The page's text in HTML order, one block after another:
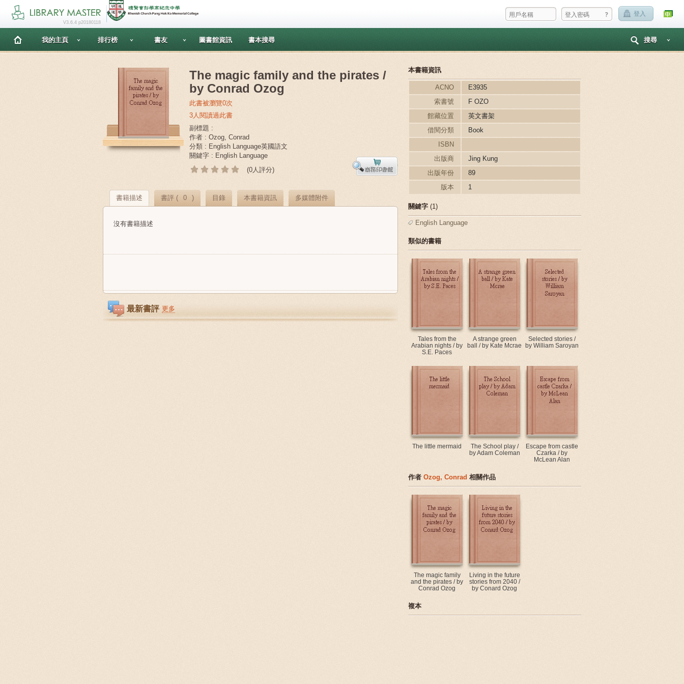
? 登入
V3.6.4 p20180118
我的主頁 排行榜 書友 圖書館資訊 書本搜尋 搜尋
The magic family and the pirates /
by Conrad Ozog
此書被瀏覽0次
3人閱讀過此書
副標題 :
作者 : Ozog, Conrad
分類 : English Language英國語文
關鍵字 : English Language
(0人評分)
書籍描述 書評 ( 0 ) 目錄 本書籍資訊 多媒體附件
沒有書籍描述
最新書評 更多
本書籍資訊
ACNO
E3935
索書號
F OZO
館藏位置
英文書架
借閱分類
Book
ISBN
出版商
Jing Kung
出版年份
89
版本
1
關鍵字 (1)
English Language
類似的書籍
Tales from the
Arabian nights / by
S.E. Paces
A strange green
ball / by Kate Mcrae
Selected stories /
by William Saroyan
The little mermaid
The School play /
by Adam Coleman
Escape from castle
Czarka / by
McLean Alan
作者 Ozog, Conrad 相關作品
The magic family
and the pirates / by
Conrad Ozog
Living in the future
stories from 2040 /
by Conard Ozog
複本